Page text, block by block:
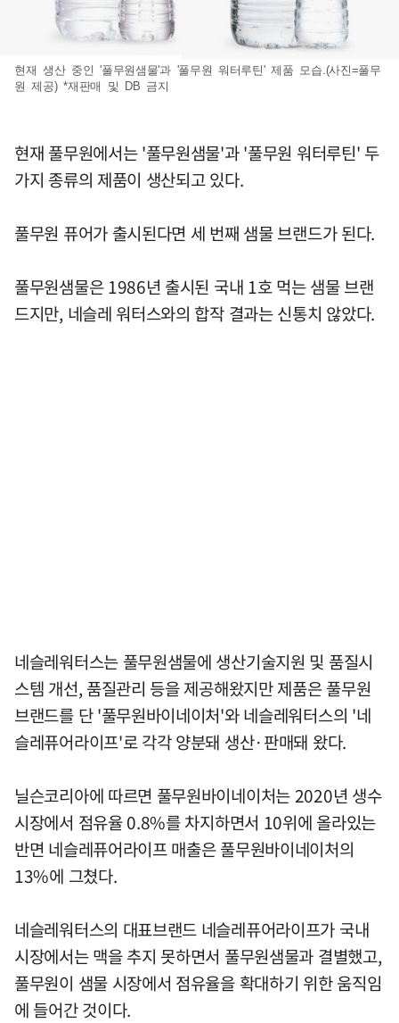
현재 생산 중인 '풀무원샘물'과 '풀무원 워터루틴' 제품 모습.(사진=풀무
원 제공) *재판매 및 DB 금지
현재 풀무원에서는 '풀무원샘물'과 '풀무원 워터루틴' 두
가지 종류의 제품이 생산되고 있다.
풀무원 퓨어가 출시된다면 세 번째 샘물 브랜드가 된다.
풀무원샘물은 1986년 출시된 국내 1호 먹는 샘물 브랜
드지만, 네슬레 워터스와의 합작 결과는 신통치 않았다.
네슬레워터스는 풀무원샘물에 생산기술지원 및 품질시
스템 개선, 품질관리 등을 제공해왔지만 제품은 풀무원
브랜드를 단 '풀무원바이네이처'와 네슬레워터스의 '네
슬레퓨어라이프'로 각각 양분돼 생산·판매돼 왔다.
닐슨코리아에 따르면 풀무원바이네이처는 2020년 생수
시장에서 점유율 0.8%를 차지하면서 10위에 올라있는
반면 네슬레퓨어라이프 매출은 풀무원바이네이처의
13%에 그쳤다.
네슬레워터스의 대표브랜드 네슬레퓨어라이프가 국내
시장에서는 맥을 추지 못하면서 풀무원샘물과 결별했고,
풀무원이 샘물 시장에서 점유율을 확대하기 위한 움직임
에 들어간 것이다.